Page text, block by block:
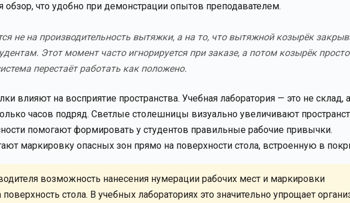
что удобно при демонстрации опытов преподавателем.
не на производительность вытяжки, а на то, что вытяжной козырёк
Этот момент часто игнорируется при заказе, а потом козырёк просто
перестаёт работать как положено.
влияют на восприятие пространства. Учебная лаборатория — это не склад,
часов подряд. Светлые столешницы визуально увеличивают
помогают формировать у студентов правильные рабочие привычки.
маркировку опасных зон прямо на поверхности стола, встроенную в
возможность нанесения нумерации рабочих мест и маркировки
стола. В учебных лабораториях это значительно упрощает